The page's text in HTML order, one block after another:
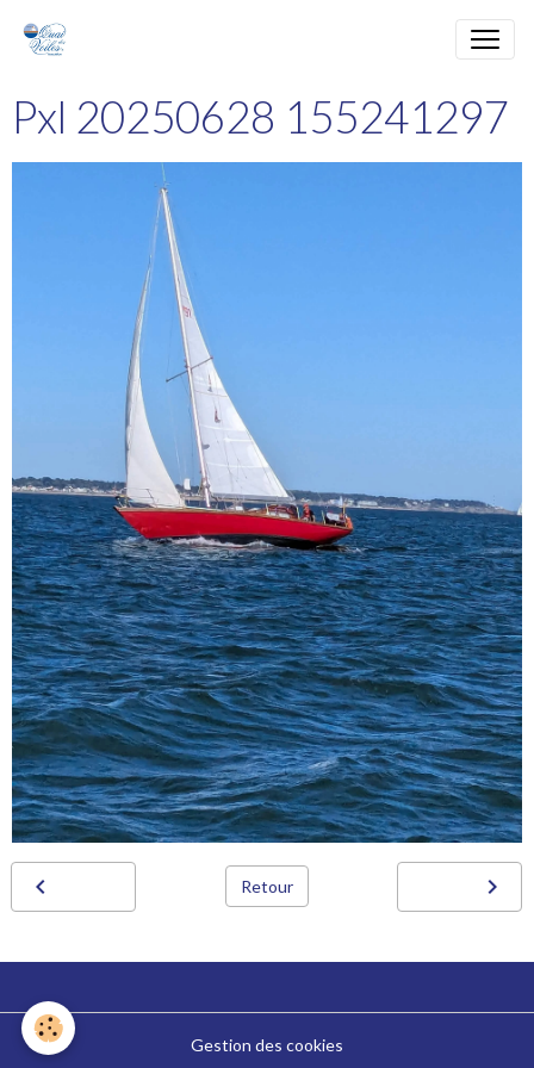
Pxl 20250628 155241297
Retour
Gestion des cookies